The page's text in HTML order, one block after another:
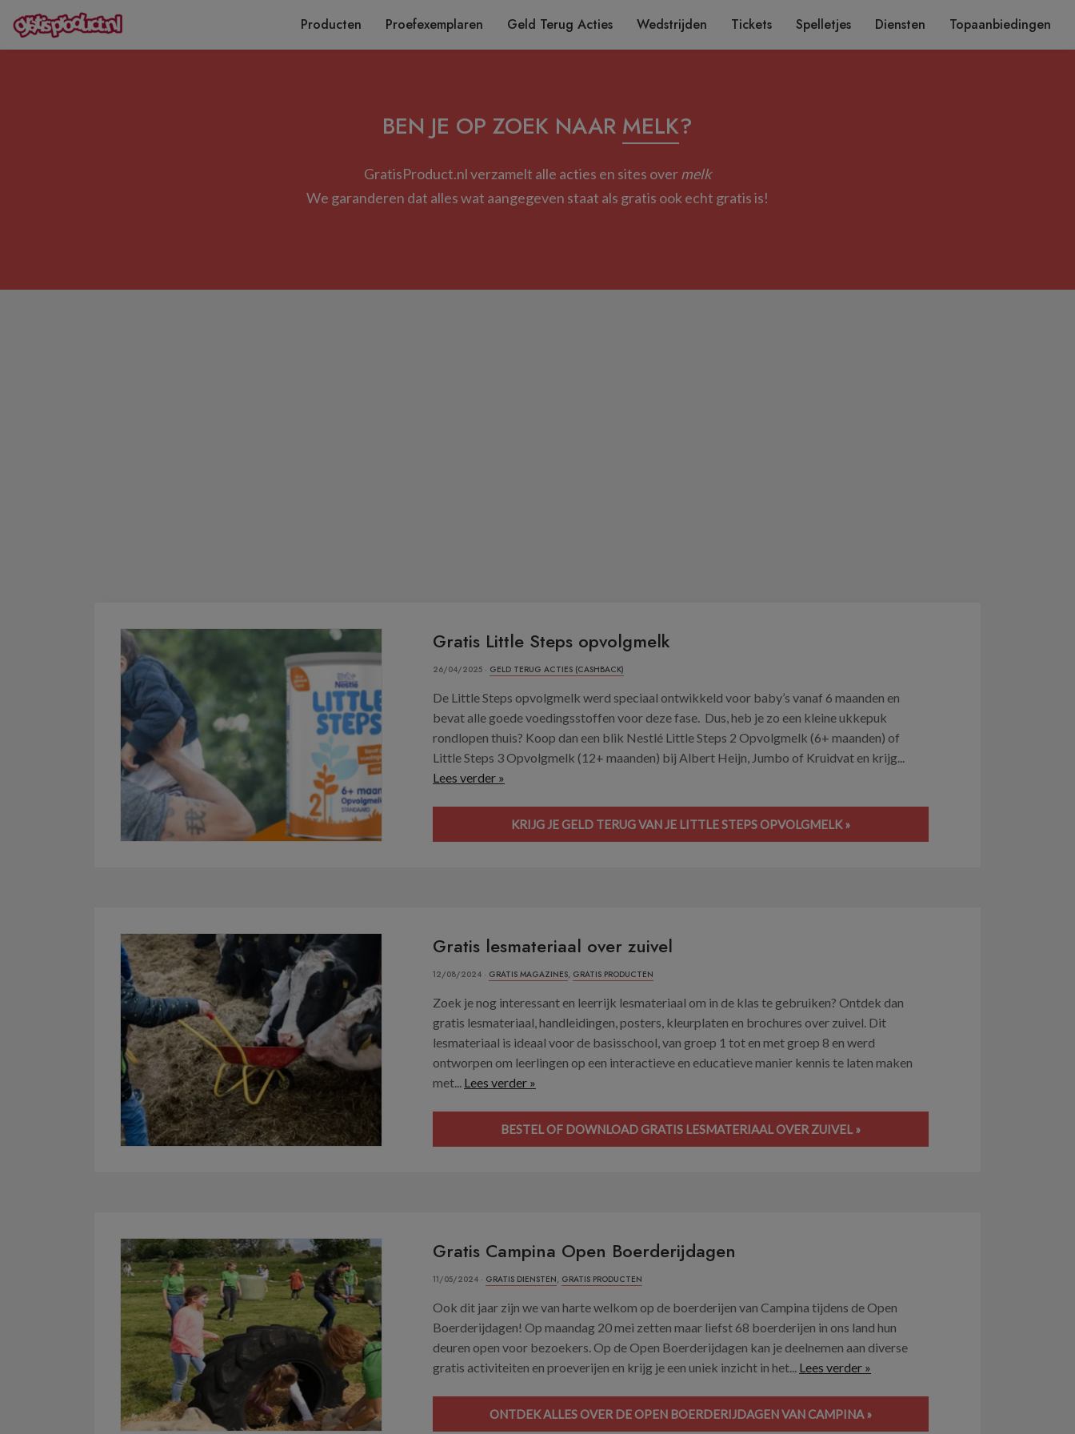
Producten Proefexemplaren Geld Terug Acties Wedstrijden Tickets Spelletjes Diensten Topaanbiedingen
BEN JE OP ZOEK NAAR MELK?
GratisProduct.nl verzamelt alle acties en sites overmelk
We garanderen dat alles wat aangegeven staat als gratis ook echt gratis is!
Gratis Little Steps opvolgmelk
26/04/2025 · GELD TERUG ACTIES (CASHBACK)
De Little Steps opvolgmelk werd speciaal ontwikkeld voor baby’s vanaf 6 maanden en
bevat alle goede voedingsstoffen voor deze fase. Dus, heb je zo een kleine ukkepuk
rondlopen thuis? Koop dan een blik Nestlé Little Steps 2 Opvolgmelk (6+ maanden) of
Little Steps 3 Opvolgmelk (12+ maanden) bij Albert Heijn, Jumbo of Kruidvat en krijg...
Lees verder »
KRIJG JE GELD TERUG VAN JE LITTLE STEPS OPVOLGMELK »
Gratis lesmateriaal over zuivel
12/08/2024 · GRATIS MAGAZINES, GRATIS PRODUCTEN
Zoek je nog interessant en leerrijk lesmateriaal om in de klas te gebruiken? Ontdek dan
gratis lesmateriaal, handleidingen, posters, kleurplaten en brochures over zuivel. Dit
lesmateriaal is ideaal voor de basisschool, van groep 1 tot en met groep 8 en werd
ontworpen om leerlingen op een interactieve en educatieve manier kennis te laten maken
met... Lees verder »
BESTEL OF DOWNLOAD GRATIS LESMATERIAAL OVER ZUIVEL »
Gratis Campina Open Boerderijdagen
11/05/2024 · GRATIS DIENSTEN, GRATIS PRODUCTEN
Ook dit jaar zijn we van harte welkom op de boerderijen van Campina tijdens de Open
Boerderijdagen! Op maandag 20 mei zetten maar liefst 68 boerderijen in ons land hun
deuren open voor bezoekers. Op de Open Boerderijdagen kan je deelnemen aan diverse
gratis activiteiten en proeverijen en krijg je een uniek inzicht in het... Lees verder »
ONTDEK ALLES OVER DE OPEN BOERDERIJDAGEN VAN CAMPINA »